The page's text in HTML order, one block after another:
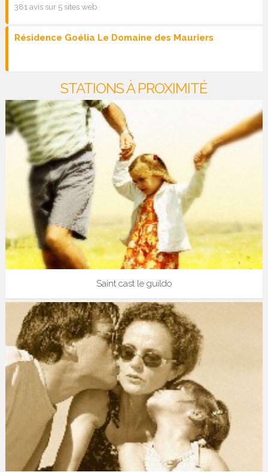
381 avis sur 5 sites web
Résidence Goélia Le Domaine des Mauriers
STATIONS À PROXIMITÉ
Saint cast le guildo